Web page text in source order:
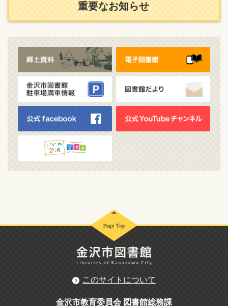
重要なお知らせ
このサイトについて
金沢市教育委員会 図書館総務課